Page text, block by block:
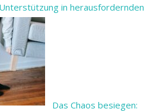
in herausfordernden
Das Chaos besiegen: